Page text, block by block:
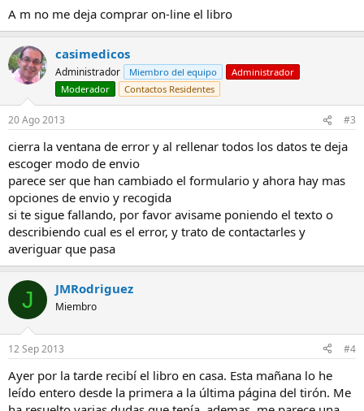
A m no me deja comprar on-line el libro
casimedicos
Administrador Miembro del equipo
Administrador
Moderador
Contactos Residentes
20 Ago 2013 #3
cierra la ventana de error y al rellenar todos los datos te deja
escoger modo de envio
parece ser que han cambiado el formulario y ahora hay mas
opciones de envio y recogida
si te sigue fallando, por favor avisame poniendo el texto o
describiendo cual es el error, y trato de contactarles y
averiguar que pasa
J JMRodriguez
Miembro
12 Sep 2013 #4
Ayer por la tarde recibí el libro en casa. Esta mañana lo he
leído entero desde la primera a la última página del tirón. Me